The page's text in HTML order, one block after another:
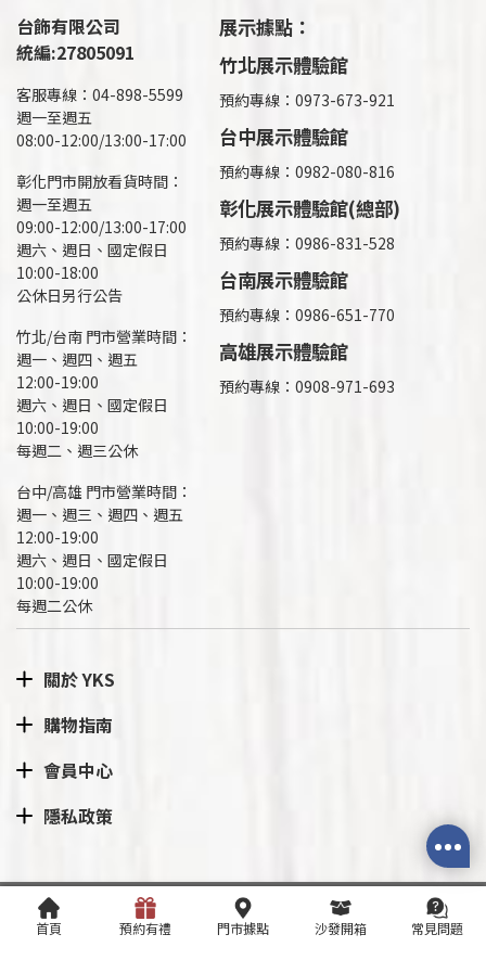
台飾有限公司
統編:27805091
客服專線：04-898-5599
週一至週五
08:00-12:00/13:00-17:00
彰化門市開放看貨時間：
週一至週五
09:00-12:00/13:00-17:00
週六、週日、國定假日
10:00-18:00
公休日另行公告
竹北/台南 門市營業時間：
週一、週四、週五
12:00-19:00
週六、週日、國定假日
10:00-19:00
每週二、週三公休
台中/高雄 門市營業時間：
週一、週三、週四、週五
12:00-19:00
週六、週日、國定假日
10:00-19:00
每週二公休
展示據點：
竹北展示體驗館
預約專線：0973-673-921
台中展示體驗館
預約專線：0982-080-816
彰化展示體驗館(總部)
預約專線： 0986-831-528
台南展示體驗館
預約專線：0986-651-770
高雄展示體驗館
預約專線： 0908-971-693
關於 YKS
購物指南
會員中心
隱私政策
Copyright©2021-2026 台飾有限公司 統編:27805091 All rights rese
rved.
網站導覽|隱私權政策
首頁 預約有禮 門市據點 沙發開箱 常見問題